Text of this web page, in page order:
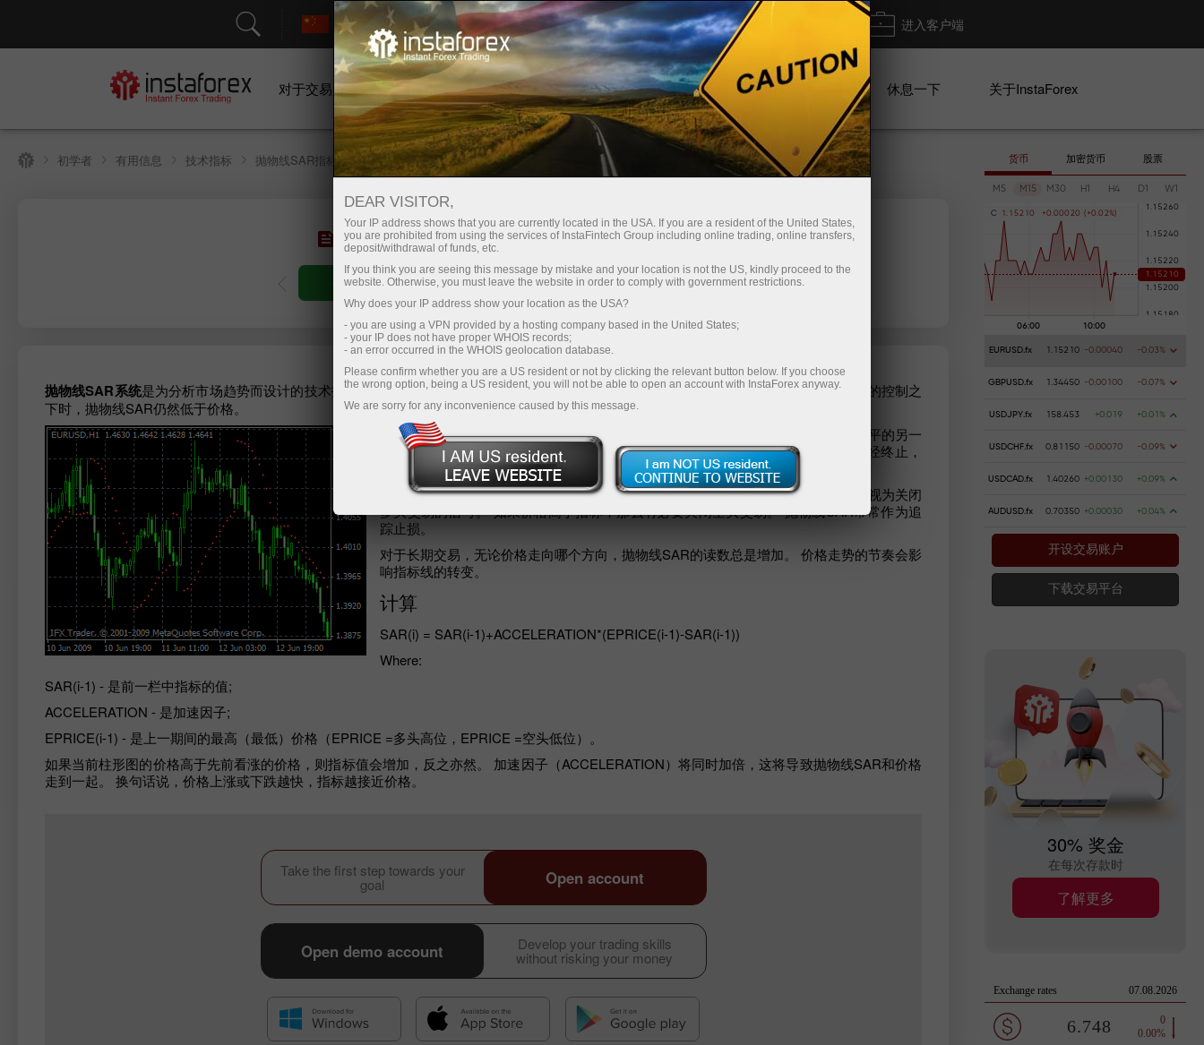
支持 即时开户 交易平台 进入客户端
对于交易者 初学者 投资者 对于合作伙伴 广告系列 休息一下 关于InstaForex
初学者 有用信息 技术指标 抛物线SAR指标：描述，设置和应用
抛物线SAR指标：描述，设置和应用
Open trading account Open demo account Deposit
抛物线SAR系统是为分析市场趋势而设计的技术指标。 当市场看跌趋势盛行时，指标通常位于图表价格之上。 反之亦然，当市场处于牛市的控制之
下时，抛物线SAR仍然低于价格。
抛物面SAR在价格横穿其线后发生变化。 因此，该指标的进一步读数将位于价格水平的另一
侧。 与此同时，前一时期的高点和低点成为起点。 抛物线SAR的反转表明趋势已经终止，
价格已经进入平淡的市场。
该指标使交易者能够尽可能准确地定义入口点。 如果价格跌破指标线，则应该将其视为关闭
多头交易的信号。 如果价格高于指标，那么有必要关闭空头交易。 抛物线SAR常常作为追
踪止损。
对于长期交易，无论价格走向哪个方向，抛物线SAR的读数总是增加。 价格走势的节奏会影
响指标线的转变。
计算
SAR(i) = SAR(i-1)+ACCELERATION*(EPRICE(i-1)-SAR(i-1))
Where:
SAR(i-1) - 是前一栏中指标的值;
ACCELERATION - 是加速因子;
EPRICE(i-1) - 是上一期间的最高（最低）价格（EPRICE =多头高位，EPRICE =空头低位）。
如果当前柱形图的价格高于先前看涨的价格，则指标值会增加，反之亦然。 加速因子（ACCELERATION）将同时加倍，这将导致抛物线SAR和价格
走到一起。 换句话说，价格上涨或下跌越快，指标越接近价格。
Take the first step towards your
goal Open account
Develop your trading skills
without risking your money
Open demo account
货币 加密货币 股票
M5 M15 M30 H1 H4 D1 W1
C 1 . 1 52 1 0 +0 .000 20 (+0 .0 2%
EURUSD.fx 1.15210 -0.00040 -0.03%
GBPUSD.fx 1.34450 -0.00100 -0.07%
USDJPY.fx 158.453 +0.019 +0.01%
USDCHF.fx 0.81150 -0.00070 -0.09%
USDCAD.fx 1.40260 +0.00130 +0.09%
AUDUSD.fx 0.70350 +0.00030 +0.04%
开设交易账户
下载交易平台
30% 奖金
在每次存款时
了解更多
DEAR VISITOR,
Your IP address shows that you are currently located in the USA. If you are a resident of the United States,
you are prohibited from using the services of InstaFintech Group including online trading, online transfers,
deposit/withdrawal of funds, etc.
If you think you are seeing this message by mistake and your location is not the US, kindly proceed to the
website. Otherwise, you must leave the website in order to comply with government restrictions.
Why does your IP address show your location as the USA?
- you are using a VPN provided by a hosting company based in the United States;
- your IP does not have proper WHOIS records;
- an error occurred in the WHOIS geolocation database.
Please confirm whether you are a US resident or not by clicking the relevant button below. If you choose
the wrong option, being a US resident, you will not be able to open an account with InstaForex anyway.
We are sorry for any inconvenience caused by this message.